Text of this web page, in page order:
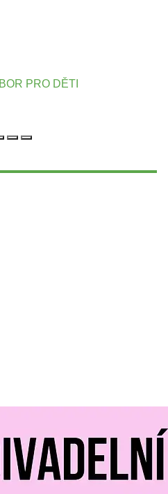
PRO DĚTI
30. 07. 2026
mlýn. 15. až 18. října KD